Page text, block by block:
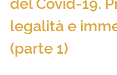
del Covid-19.
legalità e
(parte 1)